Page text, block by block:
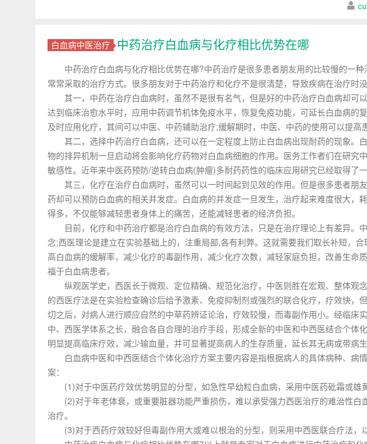
白血病中医治疗 中药治疗白血病与化疗相比优势在哪
中药治疗白血病与化疗相比优势在哪?中药治疗是很多患者朋友用的比较慢的一种
常常采取的治疗方式。很多朋友对于中药治疗和化疗不是很清楚，导致疾病在治疗时
其一，中药在治疗白血病时，虽然不是很有名气，但是好的中药治疗白血病却可
达到临床治愈水平时，应用中药调节机体免疫水平，恢复免疫功能，可延长白血病的
及时应用化疗，其间可以中医、中药辅助治疗;缓解期时，中医、中药的使用可以提高
其二，选择中药治疗白血病，还可以在一定程度上防止白血病出现耐药的现象。
物的排异机制一旦启动将会影响化疗药物对白血病细胞的作用。医务工作者们在研究
敏感性。近年来中医药预防/逆转白血病(肿瘤)多耐药药性的临床应用研究已经取得了一
其三，化疗在治疗白血病时，虽然可以一时间起到见效的作用。但是很多患者朋
药却可以预防白血病的相关并发症。白血病的并发症一旦发生，治疗起来难度很大，
得多，不仅能够减轻患者身体上的痛苦，还能减轻患者的经济负担。
目前，化疗和中药治疗都是治疗白血病的有效方法，只是在治疗理论上有差异。
念;西医理论是建立在实验基础上的，注重局部,各有利弊。这就需要我们取长补短，
高白血病的缓解率，减少化疗的毒副作用，减少化疗次数，减轻家庭负担，改善生命
福于白血病患者。
纵观医学史，西医长于微观、定位精确、规范化治疗，中医则胜在宏观、整体观
的西医疗法是在实验检查确诊后给予激素、免疫抑制剂或强烈的联合化疗，疗效快，
切之后，对病人进行顺应自然的中草药辨证论治，疗效较慢，而毒副作用小。经临床
中、西医学体系之长，融合各自合理的治疗手段，形成全新的中医和中西医结合个体
明显提高临床疗效，减少输血量，并可显著提高病人的生存质量，延长其无病或带病
白血病中医和中西医结合个体化治疗方案主要内容是指根据病人的具体病种、病
案：
(1)对于中医药疗效优势明显的分型，如急性早幼粒白血病，采用中医药砒霜或雄
(2)对于年老体衰，或重要脏器功能严重损伤，难以承受强力西医治疗的难治性白
治疗。
(3)对于西药疗效较好但毒副作用大或难以根治的分型，则采用中西医联合疗法，以